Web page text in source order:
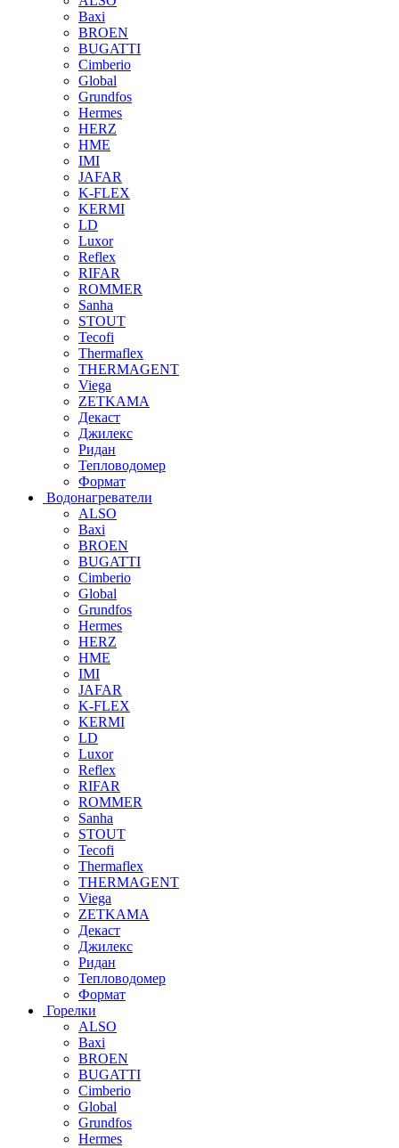
Baxi
BROEN
BUGATTI
Cimberio
Global
Grundfos
Hermes
HERZ
HME
IMI
JAFAR
K-FLEX
KERMI
LD
Luxor
Reflex
RIFAR
ROMMER
Sanha
STOUT
Tecofi
Thermaflex
THERMAGENT
Viega
ZETKAMA
Декаст
Джилекс
Ридан
Тепловодомер
Формат
Водонагреватели
ALSO
Baxi
BROEN
BUGATTI
Cimberio
Global
Grundfos
Hermes
HERZ
HME
IMI
JAFAR
K-FLEX
KERMI
LD
Luxor
Reflex
RIFAR
ROMMER
Sanha
STOUT
Tecofi
Thermaflex
THERMAGENT
Viega
ZETKAMA
Декаст
Джилекс
Ридан
Тепловодомер
Формат
Горелки
ALSO
Baxi
BROEN
BUGATTI
Cimberio
Global
Grundfos
Hermes